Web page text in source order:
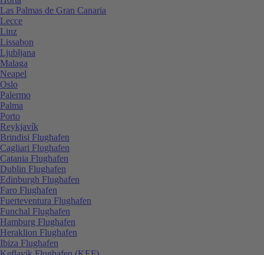
Las Palmas de Gran Canaria
Lecce
Linz
Lissabon
Ljubljana
Malaga
Neapel
Oslo
Palermo
Palma
Porto
Reykjavík
Brindisi Flughafen
Cagliari Flughafen
Catania Flughafen
Dublin Flughafen
Edinburgh Flughafen
Faro Flughafen
Fuerteventura Flughafen
Funchal Flughafen
Hamburg Flughafen
Heraklion Flughafen
Ibiza Flughafen